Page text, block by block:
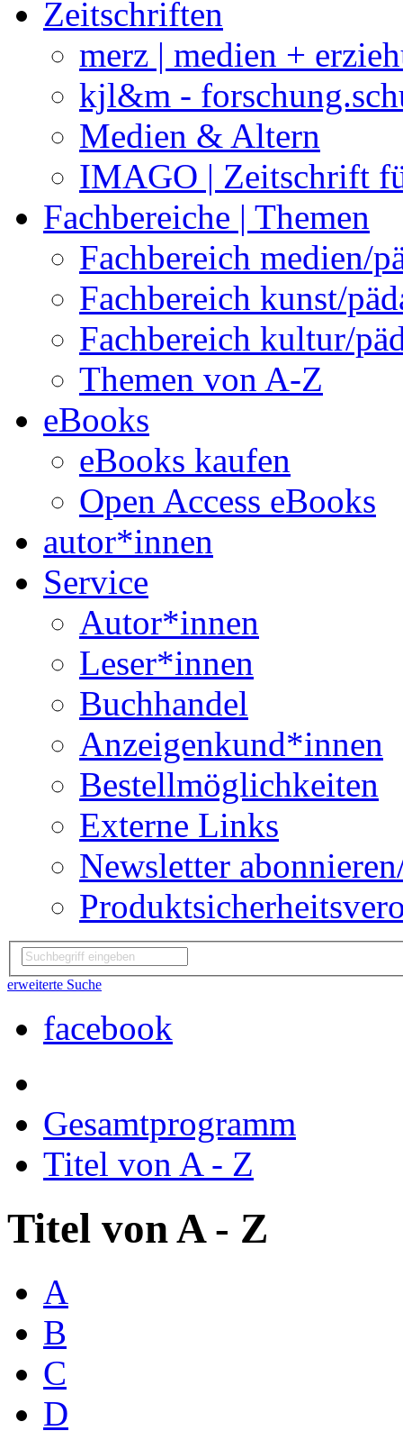
Zeitschriften
merz | medien +
kjl&m -
Medien & Altern
IMAGO | Zeitschrift
Fachbereiche | Themen
Fachbereich medien/
Fachbereich kunst/
Fachbereich kultur/
Themen von A-Z
eBooks
eBooks kaufen
Open Access eBooks
autor*innen
Service
Autor*innen
Leser*innen
Buchhandel
Anzeigenkund*innen
Bestellmöglichkeiten
Externe Links
Newsletter
erweiterte Suche
facebook
Gesamtprogramm
Titel von A - Z
Titel von A - Z
A
B
C
D